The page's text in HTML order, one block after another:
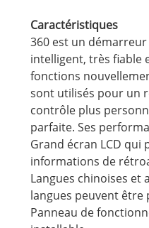
Caractéristiques
360 est un
intelligent, très fiable
fonctions
sont utilisés pour un
contrôle plus
parfaite. Ses
Grand écran LCD qui
informations de
Langues chinoises et
langues peuvent être
Panneau de